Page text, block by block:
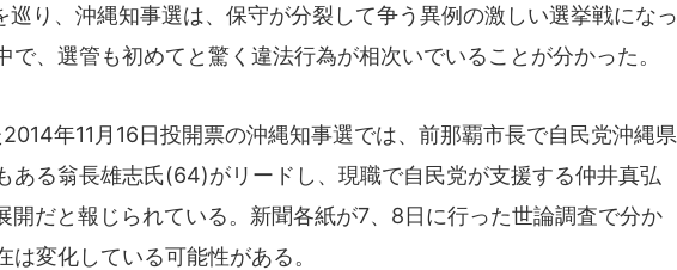
り、沖縄知事選は、保守が分裂して争う異例の激しい選挙戦になっ
で、選管も初めてと驚く違法行為が相次いでいることが分かった。
年11月16日投開票の沖縄知事選では、前那覇市長で自民党沖縄県
ある翁長雄志氏(64)がリードし、現職で自民党が支援する仲井真弘
開だと報じられている。新聞各紙が7、8日に行った世論調査で分か
は変化している可能性がある。